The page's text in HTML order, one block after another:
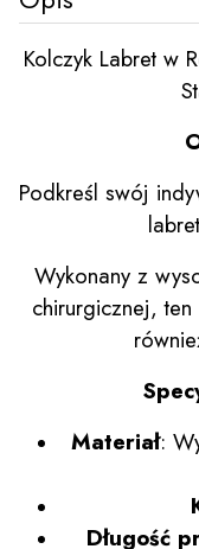
Kolczyk Labret w
Podkreśl swój
Wykonany z
chirurgicznej,
Materiał:
Długość